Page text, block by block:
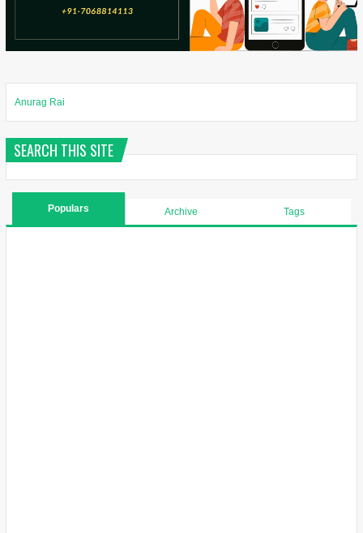
Anurag Rai
SEARCH THIS SITE
Populars Archive Tags